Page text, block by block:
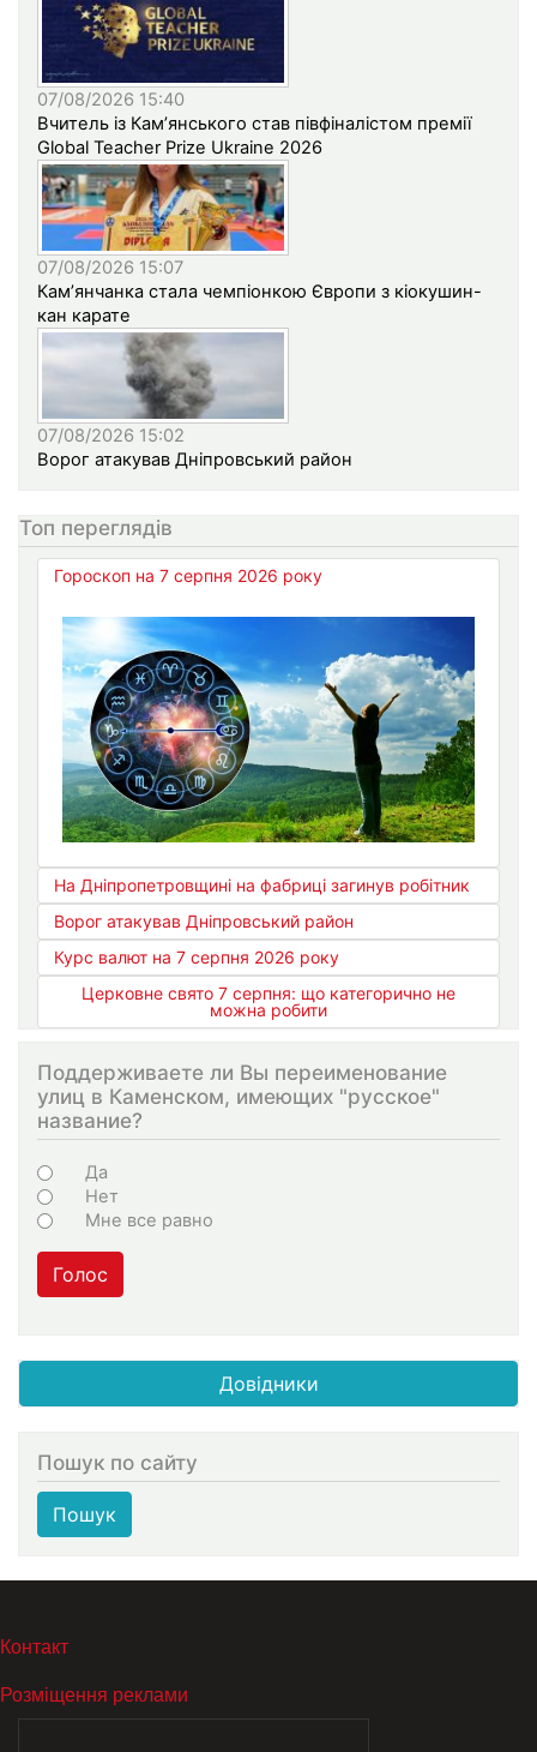
07/08/2026 15:40
Вчитель із Кам’янського став півфіналістом премії
Global Teacher Prize Ukraine 2026
07/08/2026 15:07
Кам’янчанка стала чемпіонкою Європи з кіокушин-
кан карате
07/08/2026 15:02
Ворог атакував Дніпровський район
Топ переглядів
Гороскоп на 7 серпня 2026 року
На Дніпропетровщині на фабриці загинув робітник
Ворог атакував Дніпровський район
Курс валют на 7 серпня 2026 року
Церковне свято 7 серпня: що категорично не
можна робити
Поддерживаете ли Вы переименование
улиц в Каменском, имеющих "русское"
название?
Варіанти
Да
Нет
Мне все равно
Голос
Довідники
Пошук по сайту
Пошук
МЕНЮ В ПОДВАЛЕ
Контакт
Розміщення реклами